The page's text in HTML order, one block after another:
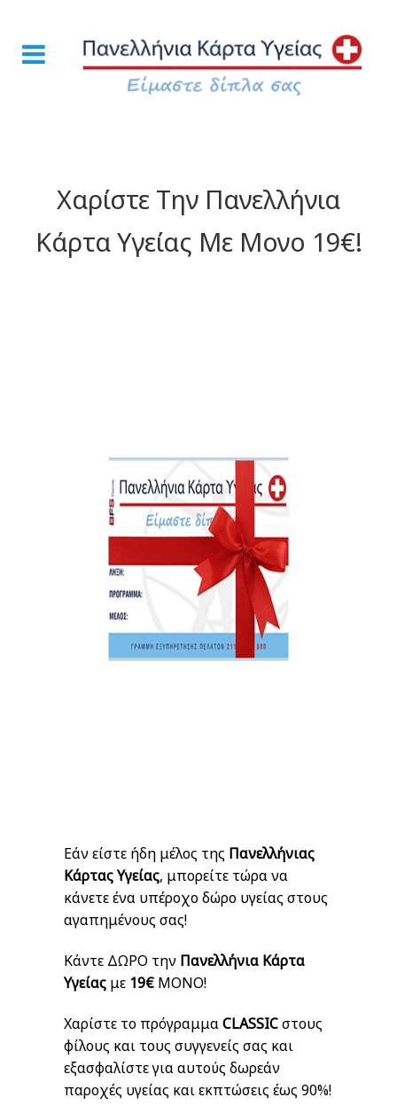
Χαρίστε Την Πανελλήνια
Κάρτα Υγείας Με Μονο 19€!
Εάν είστε ήδη μέλος της Πανελλήνιας
Κάρτας Υγείας, μπορείτε τώρα να
κάνετε ένα υπέροχο δώρο υγείας στους
αγαπημένους σας!
Κάντε ΔΩΡΟ την Πανελλήνια Κάρτα
Υγείας με 19€ ΜΟΝΟ!
Χαρίστε το πρόγραμμαCLASSICστους
φίλους και τους συγγενείς σας και
εξασφαλίστε για αυτούς δωρεάν
παροχές υγείας και εκπτώσεις έως 90%!